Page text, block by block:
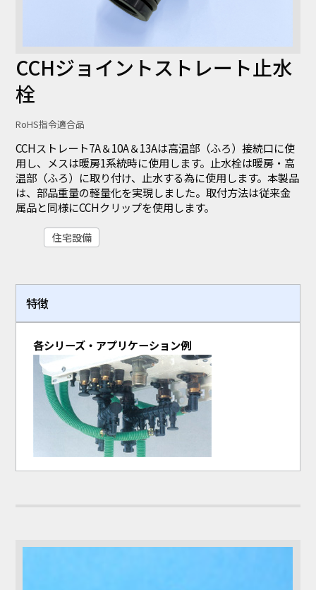
CCHジョイントストレート止水
栓
RoHS指令適合品
CCHストレート7A＆10A＆13Aは高温部（ふろ）接続口に使
用し、メスは暖房1系統時に使用します。止水栓は暖房・高
温部（ふろ）に取り付け、止水する為に使用します。本製品
は、部品重量の軽量化を実現しました。取付方法は従来金
属品と同様にCCHクリップを使用します。
住宅設備
特徴
各シリーズ・アプリケーション例